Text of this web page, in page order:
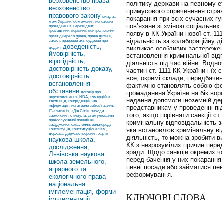
верховенство
правового закону виїзд за
межі України, обмеження, непозовне
провадження, нерезидент,
громадянин, керівник, контролюючий
орган джерело права, права дитини,
захист, правовий акт, судовий пре-
цедент доведеність,
ймовірність,
вірогідність,
достовірність доказу,
достовірність
встановлення
обставини договір про
нерозголошення, NDA, комерційна
таємниця, конфіденцій¬на
інформація, негативне зобов’язання,
ІТ-компанія, «Дія Сіті». заходи
заохочення, стимули, стимулювання
правослухняної поведінки
засуджених, схвалення, винагороди
конституція, конституціоналізм,
держава, державотворення, хартія
наукова школа,
дослідження,
Львівська наукова
школа земельного,
аграрного та
екологічного права
національна
імплементація, форми
політику держави на певному
примусового спричинення
покарання при всіх сучасних
пов’язане зі зміною
появу в КК України нової ст.
відальність за колабораційну
викликає особливих
встановлення кримінальної
діяльність під час війни.
частин ст. 1111 КК України і
все, окремі склади,
фактично становлять собою
громадянина України на бік
надання допомоги іноземній
представникам у проведенні
того, якщо порівняти санкції
кримінальну
яка встановлює кримінальну
діяльність, то можна зробити
КК з незрозумілих причин
зради. Щодо санкцій окремих
перед-бачення у них
певні посади або займатися
реформування.
КЛЮЧОВІ СЛОВА